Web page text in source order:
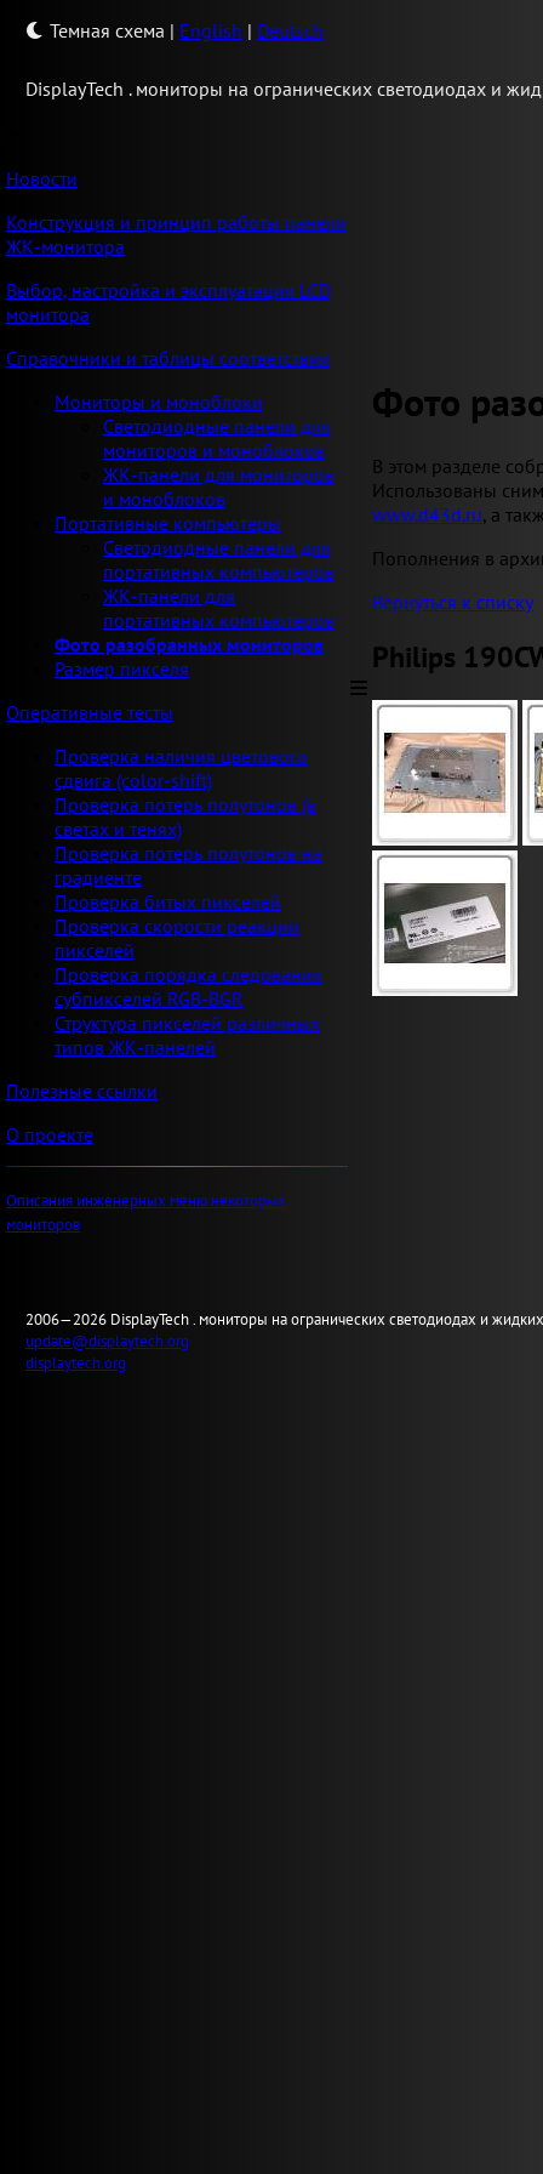
Темная схема | English | Deutsch
DisplayTech . мониторы на огранических светодиодах и
Новости
Конструкция и принцип работы панели
ЖК-монитора
Выбор, настройка и эксплуатация LCD
монитора
Справочники и таблицы соответствия
Мониторы и моноблоки
Светодиодные панели для
мониторов и моноблоков
ЖК-панели для мониторов
и моноблоков
Портативные компьютеры
Светодиодные панели для
портативных компьютеров
ЖК-панели для
портативных компьютеров
Фото разобранных мониторов
Размер пикселя
Оперативные тесты
Проверка наличия цветового
сдвига (color-shift)
Проверка потерь полутонов (в
светах и тенях)
Проверка потерь полутонов на
градиенте
Проверка битых пикселей
Проверка скорости реакции
пикселей
Проверка порядка следования
субпикселей RGB-BGR
Структура пикселей различных
типов ЖК-панелей
Полезные ссылки
О проекте
Описания инженерных меню некоторых
мониторов
Фото
В этом разделе
Использованы
www.d43d.ru, а
Пополнения в
Вернуться к списку
Philips
2006—2026 DisplayTech . мониторы на огранических светодиодах и
update@displaytech.org
displaytech.org